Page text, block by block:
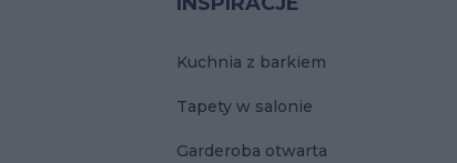
Kuchnia z barkiem
Tapety w salonie
Garderoba otwarta